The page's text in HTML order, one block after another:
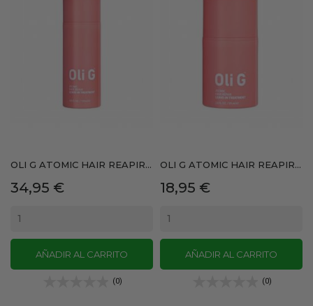
OLI G ATOMIC HAIR REAPIR...
Precio
34,95 €
AÑADIR AL CARRITO
(0)
OLI G ATOMIC HAIR REAPIR...
Precio
18,95 €
AÑADIR AL CARRITO
(0)